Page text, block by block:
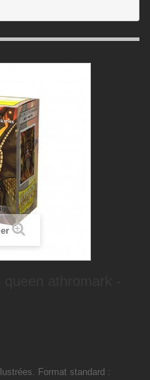
Format standard :